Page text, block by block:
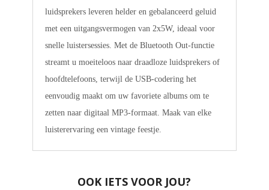
luidsprekers leveren helder en gebalanceerd geluid
met een uitgangsvermogen van 2x5W, ideaal voor
snelle luistersessies. Met de Bluetooth Out-functie
streamt u moeiteloos naar draadloze luidsprekers of
hoofdtelefoons, terwijl de USB-codering het
eenvoudig maakt om uw favoriete albums om te
zetten naar digitaal MP3-formaat. Maak van elke
luisterervaring een vintage feestje.
OOK IETS VOOR JOU?